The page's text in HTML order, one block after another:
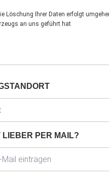
Löschung Ihrer Daten erfolgt
an uns geführt hat
LIEBER PER MAIL?